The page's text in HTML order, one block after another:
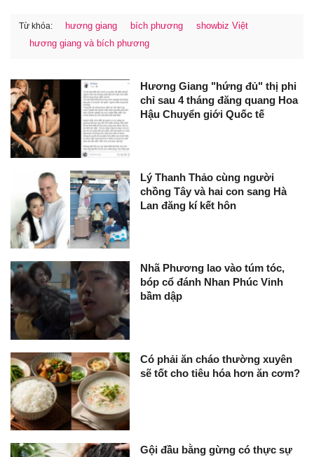
Từ khóa: hương giang bích phương
showbiz Việt
hương giang và bích phương
Hương Giang "hứng đủ" thị phi
chỉ sau 4 tháng đăng quang Hoa
Hậu Chuyển giới Quốc tế
Lý Thanh Thảo cùng người
chồng Tây và hai con sang Hà
Lan đăng kí kết hôn
Nhã Phương lao vào túm tóc,
bóp cổ đánh Nhan Phúc Vinh
bầm dập
Có phải ăn cháo thường xuyên
sẽ tốt cho tiêu hóa hơn ăn cơm?
Gội đầu bằng gừng có thực sự